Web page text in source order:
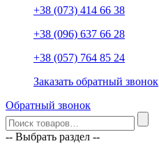
+38 (073) 414 66 38
+38 (096) 637 66 28
+38 (057) 764 85 24
Заказать обратный звонок
Обратный звонок
-- Выбрать раздел --